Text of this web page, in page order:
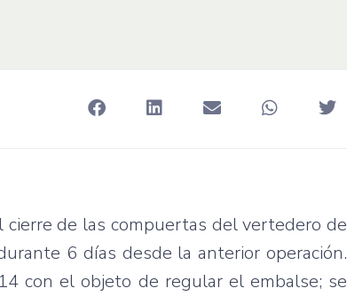
de las compuertas del vertedero de
6 días desde la anterior operación.
con el objeto de regular el embalse; se